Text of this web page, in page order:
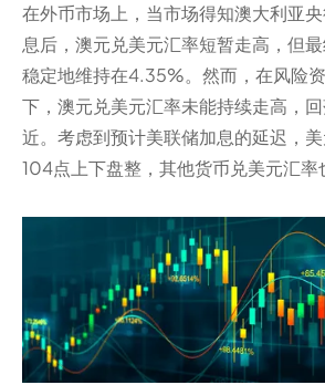
在外币市场上，当市场得知澳大利亚
息后，澳元兑美元汇率短暂走高，但
稳定地维持在4.35%。然而，在风险
下，澳元兑美元汇率未能持续走高，
近。考虑到预计美联储加息的延迟，
104点上下盘整，其他货币兑美元汇率